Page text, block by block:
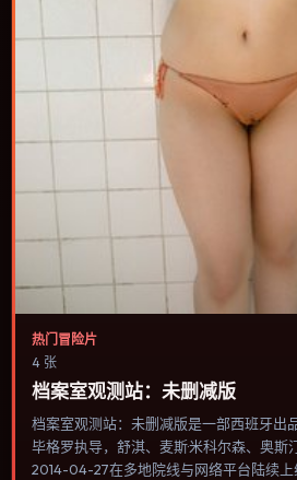
热门冒险片
4 张
档案室观测站：未删减版
档案室观测站：未删减版是一部西班牙出
毕格罗执导，舒淇、麦斯·米科尔森、奥斯
2014-04-27在多地院线与网络平台陆续上